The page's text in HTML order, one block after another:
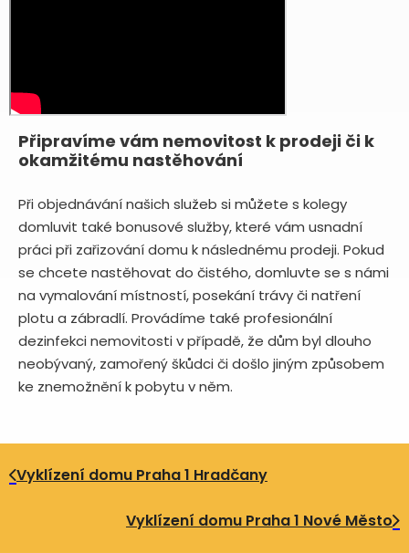
Připravíme vám nemovitost k prodeji či k
okamžitému nastěhování
Při objednávání našich služeb si můžete s kolegy
domluvit také bonusové služby, které vám usnadní
práci při zařizování domu k následnému prodeji. Pokud
se chcete nastěhovat do čistého, domluvte se s námi
na vymalování místností, posekání trávy či natření
plotu a zábradlí. Provádíme také profesionální
dezinfekci nemovitosti v případě, že dům byl dlouho
neobývaný, zamořený škůdci či došlo jiným způsobem
ke znemožnění k pobytu v něm.
Vyklízení domu Praha 1 Hradčany
Vyklízení domu Praha 1 Nové Město